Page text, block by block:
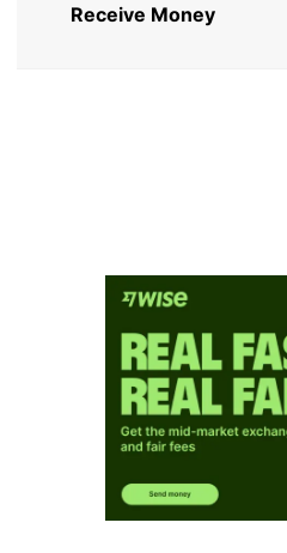
Receive Money